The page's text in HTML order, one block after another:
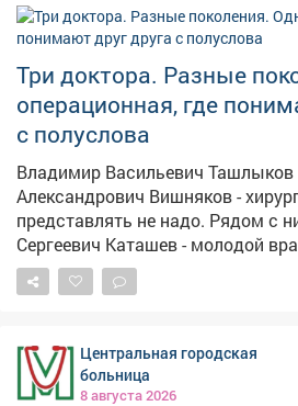
гастроэнтерологическими
снижением веса на наших школах
Записывайтесь у своего
Школа для пациентов с
(чётные числа) - 16:00 🎓Школа для пациентов с
гастроэнтерологическими
📍 Б-р Медиков, 5,
Три доктора. Разные
операционная, где
с полуслова
Владимир Васильевич Ташлыков
Александрович Вишняков -
представлять не надо. Рядом с
Сергеевич Каташев - молодой
работающий наравне со
Молодость и опыт - за одним
Центральная городская
больница
8 августа 2026